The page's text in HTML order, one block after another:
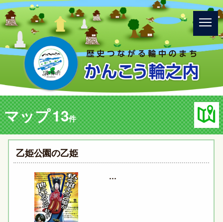
マップ13件
乙姫公園の乙姫
…